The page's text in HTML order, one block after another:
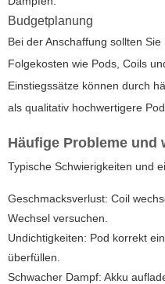
Budgetplanung
Bei der Anschaffung sollten
Folgekosten wie Pods, Coils
Einstiegssätze können durch
als qualitativ hochwertigere
Häufige Probleme und
Typische Schwierigkeiten und
Geschmacksverlust: Coil
Wechsel versuchen.
Undichtigkeiten: Pod korrekt
überfüllen.
Schwacher Dampf: Akku